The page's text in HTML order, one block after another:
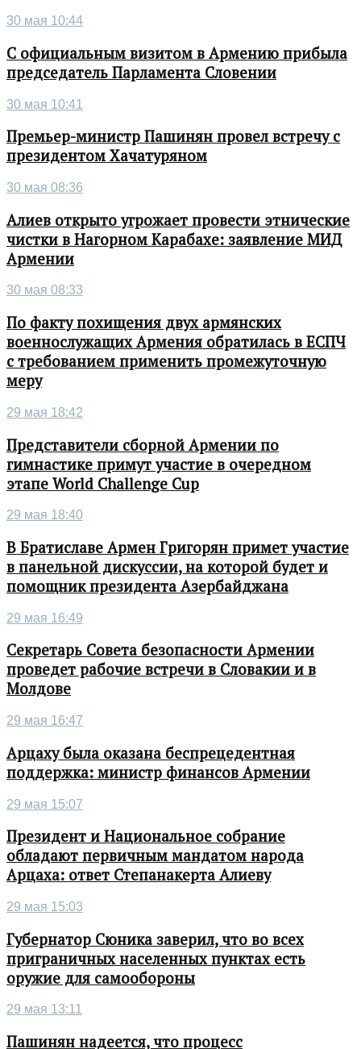
30 мая 10:44
С официальным визитом в Армению прибыла
председатель Парламента Словении
30 мая 10:41
Премьер-министр Пашинян провел встречу с
президентом Хачатуряном
30 мая 08:36
Алиев открыто угрожает провести этнические
чистки в Нагорном Карабахе: заявление МИД
Армении
30 мая 08:33
По факту похищения двух армянских
военнослужащих Армения обратилась в ЕСПЧ
с требованием применить промежуточную
меру
29 мая 18:42
Представители сборной Армении по
гимнастике примут участие в очередном
этапе World Challenge Cup
29 мая 18:40
В Братиславе Армен Григорян примет участие
в панельной дискуссии, на которой будет и
помощник президента Азербайджана
29 мая 16:49
Секретарь Совета безопасности Армении
проведет рабочие встречи в Словакии и в
Молдове
29 мая 16:47
Арцаху была оказана беспрецедентная
поддержка: министр финансов Армении
29 мая 15:07
Президент и Национальное собрание
обладают первичным мандатом народа
Арцаха: ответ Степанакерта Алиеву
29 мая 15:03
Губернатор Сюника заверил, что во всех
приграничных населенных пунктах есть
оружие для самообороны
29 мая 13:11
Пашинян надеется, что процесс